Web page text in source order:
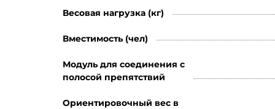
Весовая нагрузка (кг)
Вместимость (чел)
Модуль для соединения с
полосой препятствий
Ориентировочный вес в